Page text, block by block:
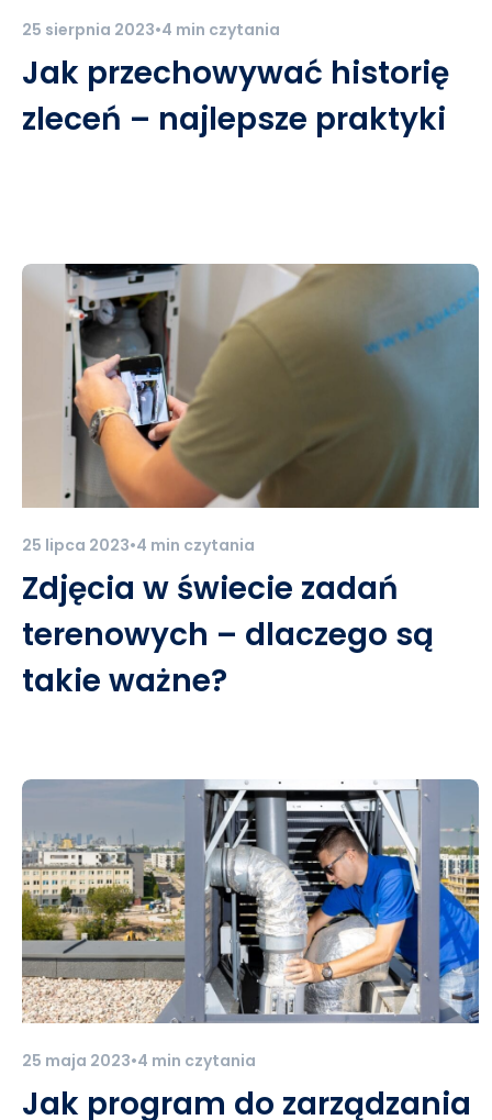
25 sierpnia 2023•4 min czytania
Jak przechowywać historię
zleceń – najlepsze praktyki
25 lipca 2023•4 min czytania
Zdjęcia w świecie zadań
terenowych – dlaczego są
takie ważne?
25 maja 2023•4 min czytania
Jak program do zarządzania